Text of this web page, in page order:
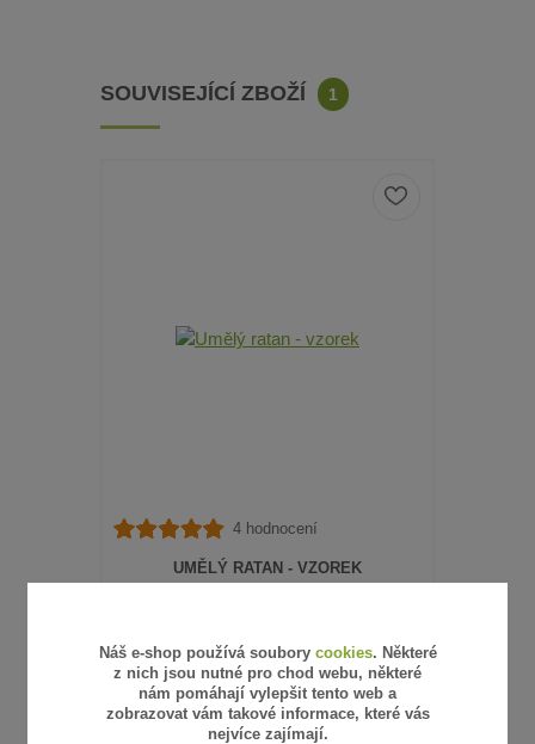
SOUVISEJÍCÍ ZBOŽÍ 1
4 hodnocení
UMĚLÝ RATAN - VZOREK
ZVOLIT VARIANTU
Náš e-shop používá soubory cookies. Některé
z nich jsou nutné pro chod webu, některé
nám pomáhají vylepšit tento web a
zobrazovat vám takové informace, které vás
nejvíce zajímají.